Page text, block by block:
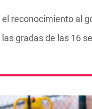
reconocimiento al
gradas de las 16